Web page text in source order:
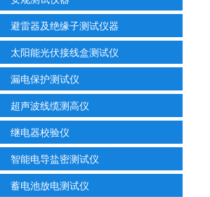
避雷器及绝缘子测试仪器
太阳能光伏接线盒测试仪
漏电保护测试仪
超声波线缆测高仪
继电器校验仪
智能电导盐密测试仪
蓄电池放电测试仪